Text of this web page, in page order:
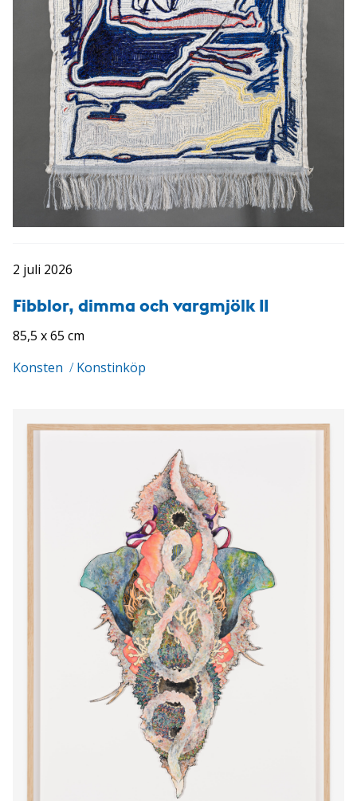
2 juli 2026
Fibblor, dimma och vargmjölk II
85,5 x 65 cm
Konsten / Konstinköp